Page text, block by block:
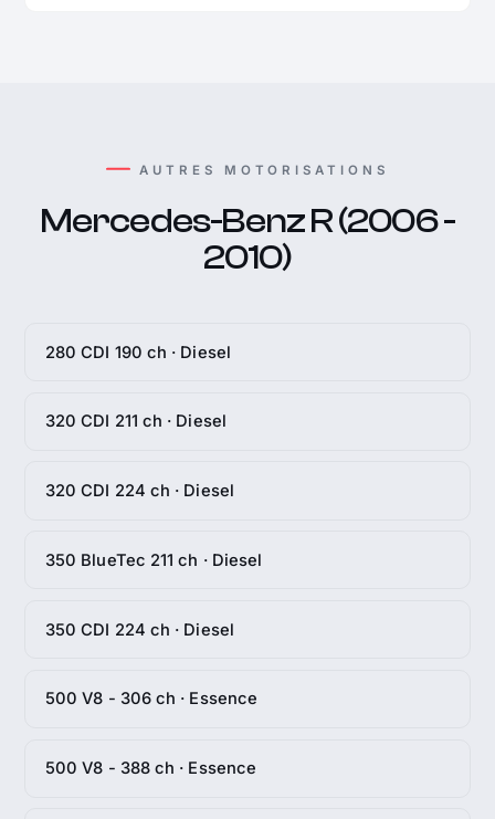
AUTRES MOTORISATIONS
Mercedes-Benz R (2006 -
2010)
280 CDI 190 ch · Diesel
320 CDI 211 ch · Diesel
320 CDI 224 ch · Diesel
350 BlueTec 211 ch · Diesel
350 CDI 224 ch · Diesel
500 V8 - 306 ch · Essence
500 V8 - 388 ch · Essence